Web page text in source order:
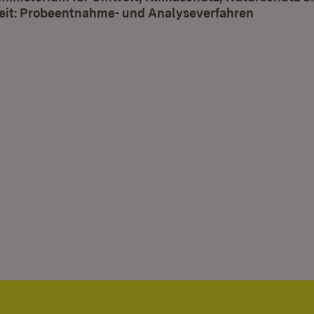
Probeentnahme- und Analyseverfahren